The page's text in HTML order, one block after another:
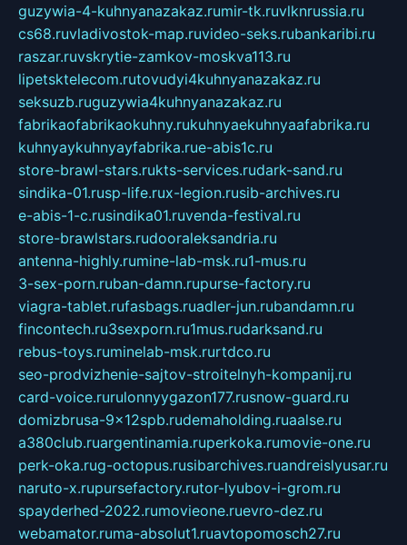
guzywia-4-kuhnyanazakaz.rumir-tk.ruvlknrussia.ru
cs68.ruvladivostok-map.ruvideo-seks.rubankaribi.ru
raszar.ruvskrytie-zamkov-moskva113.ru
lipetsktelecom.rutovudyi4kuhnyanazakaz.ru
seksuzb.ruguzywia4kuhnyanazakaz.ru
fabrikaofabrikaokuhny.rukuhnyaekuhnyaafabrika.ru
kuhnyaykuhnyayfabrika.rue-abis1c.ru
store-brawl-stars.rukts-services.rudark-sand.ru
sindika-01.rusp-life.rux-legion.rusib-archives.ru
e-abis-1-c.rusindika01.ruvenda-festival.ru
store-brawlstars.rudooraleksandria.ru
antenna-highly.rumine-lab-msk.ru1-mus.ru
3-sex-porn.ruban-damn.rupurse-factory.ru
viagra-tablet.rufasbags.ruadler-jun.rubandamn.ru
fincontech.ru3sexporn.ru1mus.rudarksand.ru
rebus-toys.ruminelab-msk.rurtdco.ru
seo-prodvizhenie-sajtov-stroitelnyh-kompanij.ru
card-voice.rurulonnyygazon177.rusnow-guard.ru
domizbrusa-9x12spb.rudemaholding.ruaalse.ru
a380club.ruargentinamia.ruperkoka.rumovie-one.ru
perk-oka.rug-octopus.rusibarchives.ruandreislyusar.ru
naruto-x.rupursefactory.rutor-lyubov-i-grom.ru
spayderhed-2022.rumovieone.ruevro-dez.ru
webamator.ruma-absolut1.ruavtopomosch27.ru